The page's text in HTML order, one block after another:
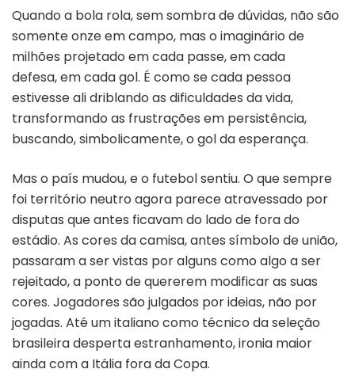
Quando a bola rola, sem sombra de dúvidas, não são
somente onze em campo, mas o imaginário de
milhões projetado em cada passe, em cada
defesa, em cada gol. É como se cada pessoa
estivesse ali driblando as dificuldades da vida,
transformando as frustrações em persistência,
buscando, simbolicamente, o gol da esperança.
Mas o país mudou, e o futebol sentiu. O que sempre
foi território neutro agora parece atravessado por
disputas que antes ficavam do lado de fora do
estádio. As cores da camisa, antes símbolo de união,
passaram a ser vistas por alguns como algo a ser
rejeitado, a ponto de quererem modificar as suas
cores. Jogadores são julgados por ideias, não por
jogadas. Até um italiano como técnico da seleção
brasileira desperta estranhamento, ironia maior
ainda com a Itália fora da Copa.